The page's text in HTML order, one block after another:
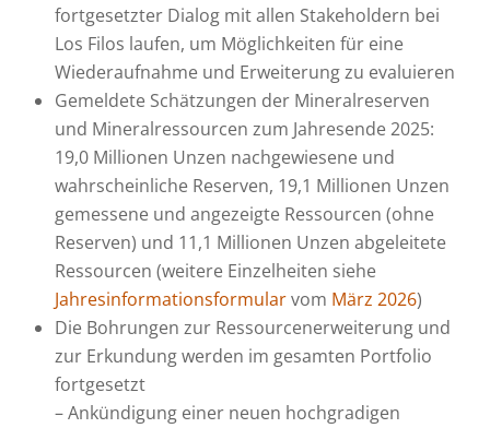
fortgesetzter Dialog mit allen Stakeholdern bei
Los Filos laufen, um Möglichkeiten für eine
Wiederaufnahme und Erweiterung zu evaluieren
Gemeldete Schätzungen der Mineralreserven
und Mineralressourcen zum Jahresende 2025:
19,0 Millionen Unzen nachgewiesene und
wahrscheinliche Reserven, 19,1 Millionen Unzen
gemessene und angezeigte Ressourcen (ohne
Reserven) und 11,1 Millionen Unzen abgeleitete
Ressourcen (weitere Einzelheiten siehe
Jahresinformationsformularvom März 2026)
Die Bohrungen zur Ressourcenerweiterung und
zur Erkundung werden im gesamten Portfolio
fortgesetzt
– Ankündigung einer neuen hochgradigen